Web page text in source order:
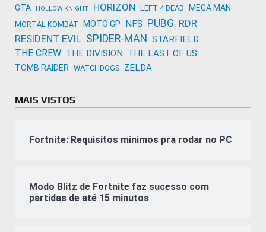
GTA HOLLOW KNIGHT HORIZON LEFT 4 DEAD MEGA MAN
MORTAL KOMBAT MOTO GP NFS PUBG RDR
RESIDENT EVIL SPIDER-MAN STARFIELD
THE CREW THE DIVISION THE LAST OF US
TOMB RAIDER WATCHDOGS ZELDA
MAIS VISTOS
Fortnite: Requisitos mínimos pra rodar no PC
Modo Blitz de Fortnite faz sucesso com
partidas de até 15 minutos